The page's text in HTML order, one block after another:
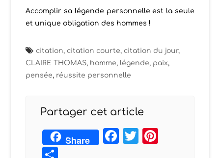
Accomplir sa légende personnelle est la seule
et unique obligation des hommes !
citation, citation courte, citation du jour,
CLAIRE THOMAS, homme, légende, paix,
pensée, réussite personnelle
Partager cet article
Share Facebook
Twitter